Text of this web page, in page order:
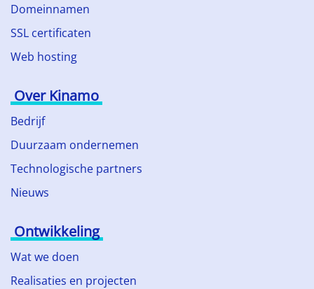
Domeinnamen
SSL certificaten
Web hosting
Over Kinamo
Bedrijf
Duurzaam ondernemen
Technologische partners
Nieuws
Ontwikkeling
Wat we doen
Realisaties en projecten